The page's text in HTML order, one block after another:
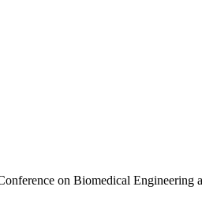
on Biomedical Engineering